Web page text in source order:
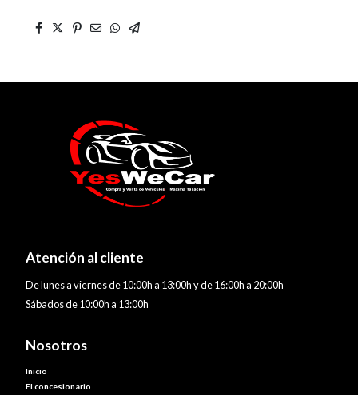
Atención al cliente
De lunes a viernes de 10:00h a 13:00h y de 16:00h a 20:00h
Sábados de 10:00h a 13:00h
Nosotros
Inicio
El concesionario